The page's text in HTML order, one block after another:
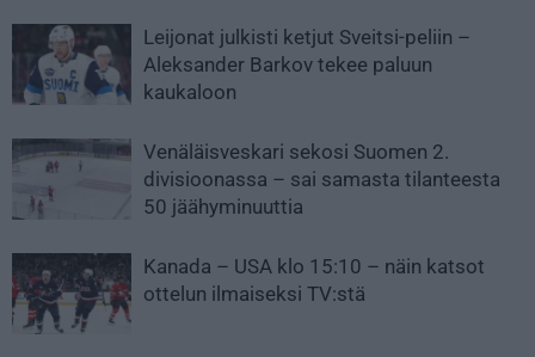
Leijonat julkisti ketjut Sveitsi-peliin –
Aleksander Barkov tekee paluun
kaukaloon
Venäläisveskari sekosi Suomen 2.
divisioonassa – sai samasta tilanteesta
50 jäähyminuuttia
Kanada – USA klo 15:10 – näin katsot
ottelun ilmaiseksi TV:stä